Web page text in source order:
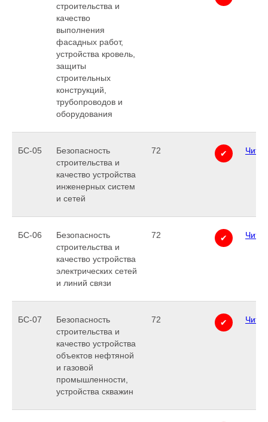
строительства и
качество
выполнения
фасадных работ,
устройства кровель,
защиты
строительных
конструкций,
трубопроводов и
оборудования
БС-05
Безопасность
строительства и
качество устройства
инженерных систем
и сетей
72 ✔
БС-06
Безопасность
строительства и
качество устройства
электрических сетей
и линий связи
72 ✔
БС-07
Безопасность
строительства и
качество устройства
объектов нефтяной
и газовой
промышленности,
устройства скважин
72 ✔